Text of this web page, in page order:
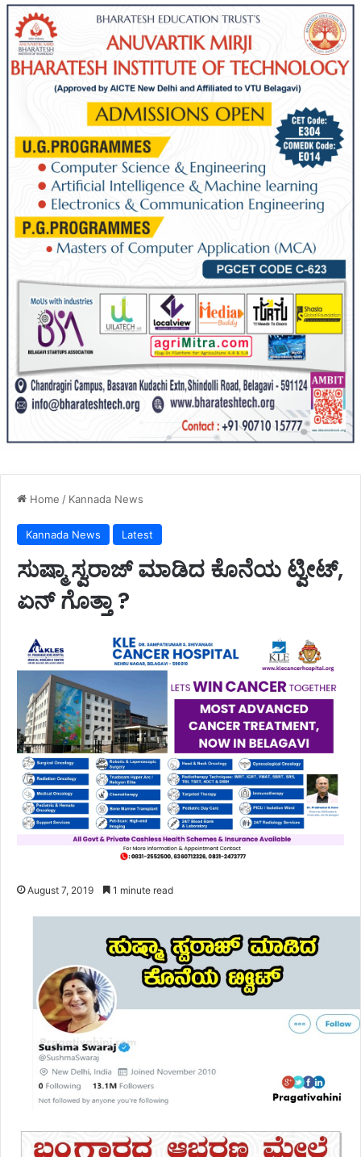
Home / Kannada News
Kannada News Latest
ಸುಷ್ಮಾ ಸ್ವರಾಜ್ ಮಾಡಿದ ಕೊನೆಯ ಟ್ವೀಟ್,
ಏನ್ ಗೊತ್ತಾ ?
August 7, 2019 1 minute read